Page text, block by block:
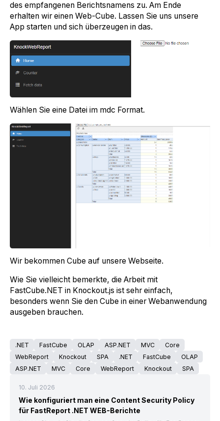
des empfangenen Berichtsnamens zu. Am Ende
erhalten wir einen Web-Cube. Lassen Sie uns unsere
App starten und sich überzeugen in das.
Wählen Sie eine Datei im mdc Format.
Wir bekommen Cube auf unsere Webseite.
Wie Sie vielleicht bemerkte, die Arbeit mit
FastCube.NET in Knockout.js ist sehr einfach,
besonders wenn Sie den Cube in einer Webanwendung
ausgeben brauchen.
.NET FastCube OLAP ASP.NET MVC
Core
WebReport
Knockout SPA .NET FastCube
OLAP
ASP.NET
MVC Core WebReport Knockout SPA
10. Juli 2026
Wie konfiguriert man eine Content Security Policy
für FastReport .NET WEB-Berichte